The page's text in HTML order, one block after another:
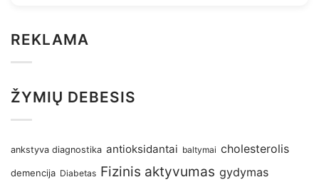
REKLAMA
ŽYMIŲ DEBESIS
ankstyva diagnostika antioksidantai baltymai cholesterolis
demencija Diabetas Fizinis aktyvumas gydymas